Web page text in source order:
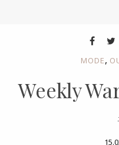
MODE,
Weekly